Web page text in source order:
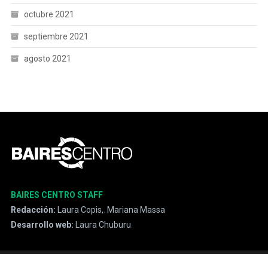
octubre 2021
septiembre 2021
agosto 2021
BAIRES CENTRO STAFF
Redacción: Laura Copis,, Mariana Massa
Desarrollo web:
Laura Chuburu